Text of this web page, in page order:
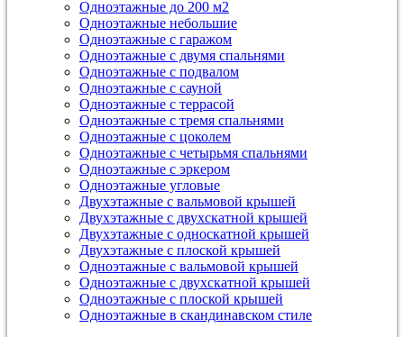
Одноэтажные до 200 м2
Одноэтажные небольшие
Одноэтажные с гаражом
Одноэтажные с двумя спальнями
Одноэтажные с подвалом
Одноэтажные с сауной
Одноэтажные с террасой
Одноэтажные с тремя спальнями
Одноэтажные с цоколем
Одноэтажные с четырьмя спальнями
Одноэтажные с эркером
Одноэтажные угловые
Двухэтажные с вальмовой крышей
Двухэтажные с двухскатной крышей
Двухэтажные с односкатной крышей
Двухэтажные с плоской крышей
Одноэтажные с вальмовой крышей
Одноэтажные с двухскатной крышей
Одноэтажные с плоской крышей
Одноэтажные в скандинавском стиле